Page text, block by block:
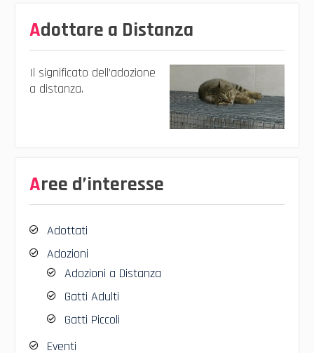
Adottare a Distanza
Il significato dell’adozione
a distanza.
Aree d’interesse
Adottati
Adozioni
Adozioni a Distanza
Gatti Adulti
Gatti Piccoli
Eventi